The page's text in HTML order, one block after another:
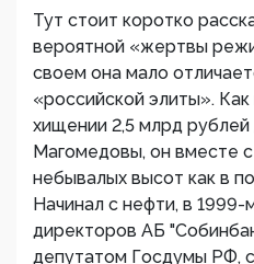
Тут стоит коротко
вероятной «жертвы
своем она мало
«российской элиты».
хищении 2,5 млрд
Магомедовы, он вместе
небывалых высот как в
Начинал с нефти, в
директоров АБ
депутатом Госдумы РФ,